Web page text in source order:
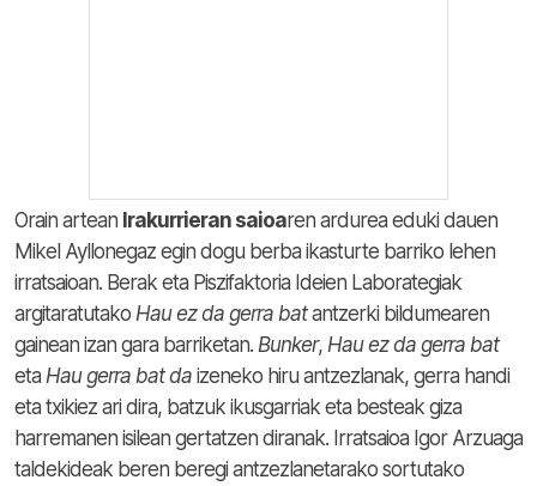
Orain artean Irakurrieran saioaren ardurea eduki dauen
Mikel Ayllonegaz egin dogu berba ikasturte barriko lehen
irratsaioan. Berak eta Piszifaktoria Ideien Laborategiak
argitaratutako Hau ez da gerra batantzerki bildumearen
gainean izan gara barriketan. Bunker, Hau ez da gerra bat
eta Hau gerra bat da izeneko hiru antzezlanak, gerra handi
eta txikiez ari dira, batzuk ikusgarriak eta besteak giza
harremanen isilean gertatzen diranak. Irratsaioa Igor Arzuaga
taldekideak beren beregi antzezlanetarako sortutako